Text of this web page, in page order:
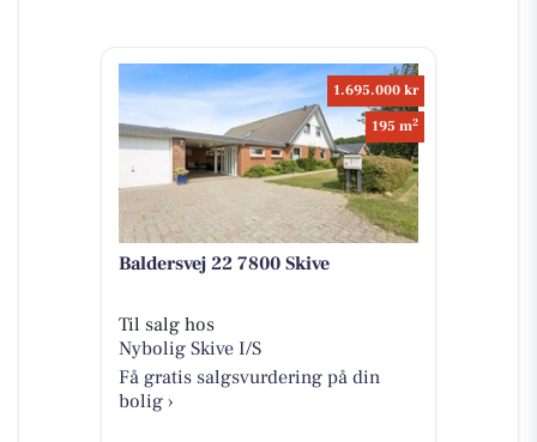
1.695.000 kr
195 m2
Baldersvej 22 7800 Skive
Til salg hos
Nybolig Skive I/S
Få gratis salgsvurdering på din
bolig ›